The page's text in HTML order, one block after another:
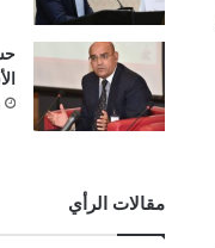
مقالات الرأي